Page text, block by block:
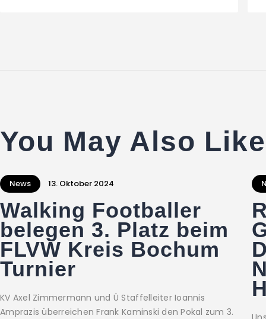
You May Also Like
News 13. Oktober 2024
Walking Footballer
belegen 3. Platz beim
FLVW Kreis Bochum
Turnier
KV Axel Zimmermann und Ü Staffelleiter Ioannis
Amprazis überreichen Frank Kaminski den Pokal zum 3.